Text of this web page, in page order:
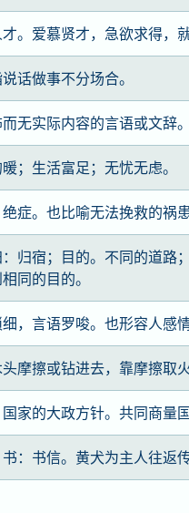
。爱慕贤才，急欲求得，
话做事不分场合。
无实际内容的言语或文辞
；生活富足；无忧无虑。
症。也比喻无法挽救的祸
归宿；目的。不同的道路
同的目的。
，言语罗唆。也形容人感情
摩擦或钻进去，靠摩擦取火
家的大政方针。共同商量
：书信。黄犬为主人往返